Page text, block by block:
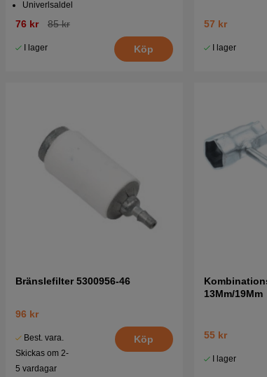
Univerlsaldel
76 kr 85 kr
I lager Köp
57 kr
I lager
Bränslefilter 5300956-46
96 kr
Best. vara.
Skickas om 2-
5 vardagar
Köp
13Mm/19Mm
55 kr
I lager